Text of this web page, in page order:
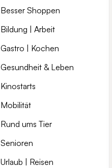
Besser Shoppen
Bildung | Arbeit
Gastro | Kochen
Gesundheit & Leben
Kinostarts
Mobilität
Rund ums Tier
Senioren
Urlaub | Reisen